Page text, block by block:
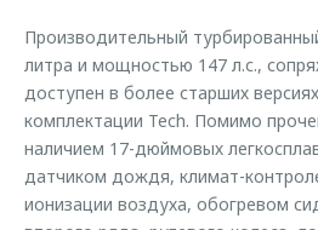
Производительный
литра и мощностью 147 л.с.,
доступен в более старших
комплектации Tech. Помимо
наличием 17-дюймовых
датчиком дождя, климат-
ионизации воздуха, обогревом